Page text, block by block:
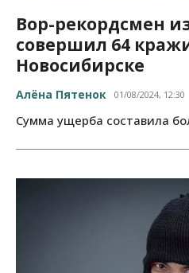
Вор-рекордсмен
совершил 64
Новосибирске
Алёна Пятенок 01/08/2024, 12:30
Сумма ущерба составила